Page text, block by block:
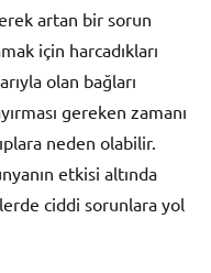
artan bir sorun
için harcadıkları
olan bağları
gereken zamanı
neden olabilir.
etkisi altında
ciddi sorunlara yol